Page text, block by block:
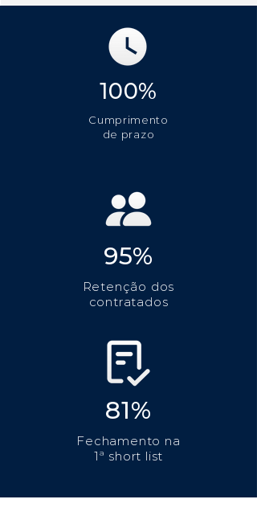
100%
Cumprimento
de prazo
95%
Retenção dos
contratados
81%
Fechamento na
1ª short list